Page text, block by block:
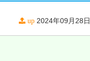
up 2024年09月28日